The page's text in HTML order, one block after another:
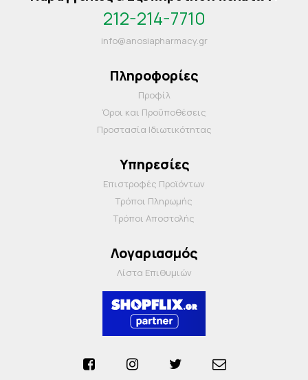
212-214-7710
info@anosiapharmacy.gr
Πληροφορίες
Προφίλ
Όροι και Προΰποθέσεις
Προστασία Ιδιωτικότητας
Υπηρεσίες
Επιστροφές Προϊόντων
Τρόποι Πληρωμής
Τρόποι Αποστολής
Λογαριασμός
Λίστα Επιθυμιών